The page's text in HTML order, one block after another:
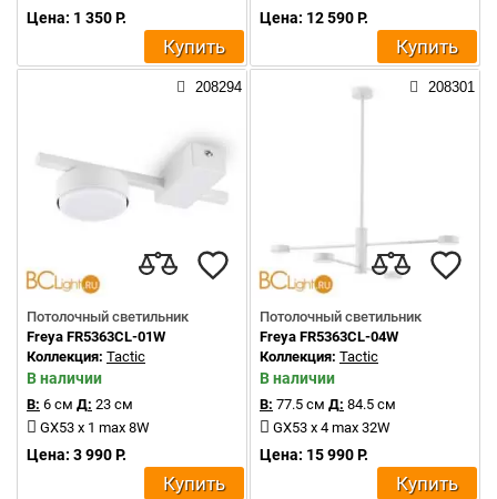
Цена: 1 350 Р.
Купить
Цена: 12 590 Р.
Купить
208294
Потолочный светильник
Freya FR5363CL-01W
Коллекция: Tactic
В наличии
В: 6 см Д: 23 см
GX53 x 1 max 8W
Цена: 3 990 Р.
Купить
208301
Потолочный светильник
Freya FR5363CL-04W
Коллекция: Tactic
В наличии
В: 77.5 см Д: 84.5 см
GX53 x 4 max 32W
Цена: 15 990 Р.
Купить